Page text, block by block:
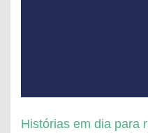
Histórias em dia para